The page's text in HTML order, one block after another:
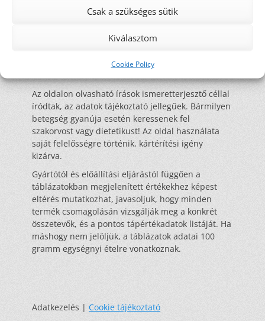
Csak a szükséges sütik
Kiválasztom
Cookie Policy
Amikor a környezeted nem támogat
Túl maximalista vagyok?!
Elfogyott a motivációm!
Az oldalon olvasható írások ismeretterjesztő céllal
íródtak, az adatok tájékoztató jellegűek. Bármilyen
betegség gyanúja esetén keressenek fel
szakorvost vagy dietetikust! Az oldal használata
saját felelősségre történik, kártérítési igény
kizárva.
Gyártótól és előállítási eljárástól függően a
táblázatokban megjelenített értékekhez képest
eltérés mutatkozhat, javasoljuk, hogy minden
termék csomagolásán vizsgálják meg a konkrét
összetevők, és a pontos tápértékadatok listáját. Ha
máshogy nem jelöljük, a táblázatok adatai 100
gramm egységnyi ételre vonatkoznak.
Adatkezelés | Cookie tájékoztató